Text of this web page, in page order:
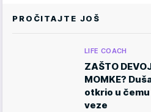
PROČITAJTE JOŠ
LIFE COACH
ZAŠTO
MOMKE?
otkrio u
veze